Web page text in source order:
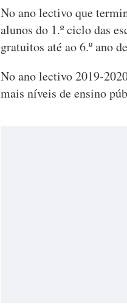
No ano lectivo que
alunos do 1.º ciclo das
gratuitos até ao 6.º ano
No ano lectivo 2019-
mais níveis de ensino